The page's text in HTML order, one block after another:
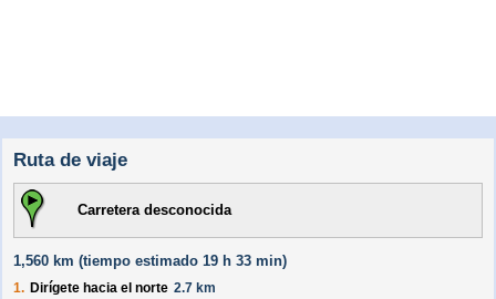
Ruta de viaje
Carretera desconocida
1,560 km (tiempo estimado 19 h 33 min)
1. Dirígete hacia el norte 2.7 km